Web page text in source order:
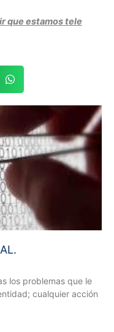
que estamos tele
los problemas que le
cualquier acción